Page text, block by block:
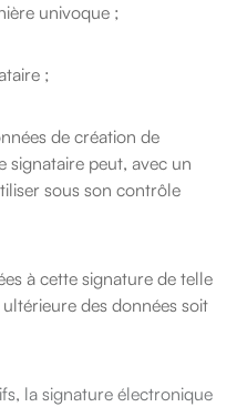
univoque ;
;
de création de
signataire peut, avec un
sous son contrôle
à cette signature de telle
des données soit
la signature électronique